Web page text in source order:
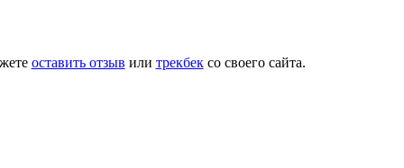
оставить отзыв или трекбексо своего сайта.